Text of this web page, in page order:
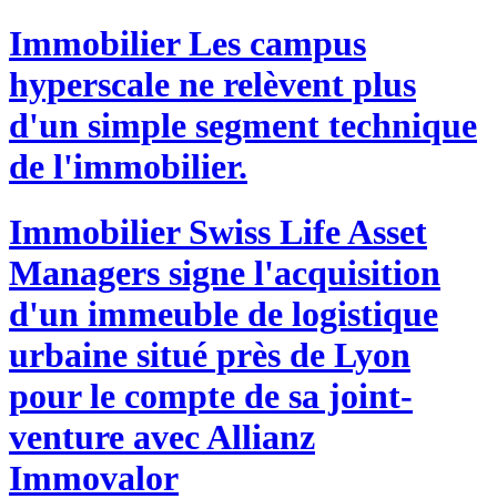
ImmobilierLes campus
hyperscale ne relèvent plus
d'un simple segment technique
de l'immobilier.
ImmobilierSwiss Life Asset
Managers signe l'acquisition
d'un immeuble de logistique
urbaine situé près de Lyon
pour le compte de sa joint-
venture avec Allianz
Immovalor